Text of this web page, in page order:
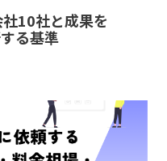
10社と成果を
る基準